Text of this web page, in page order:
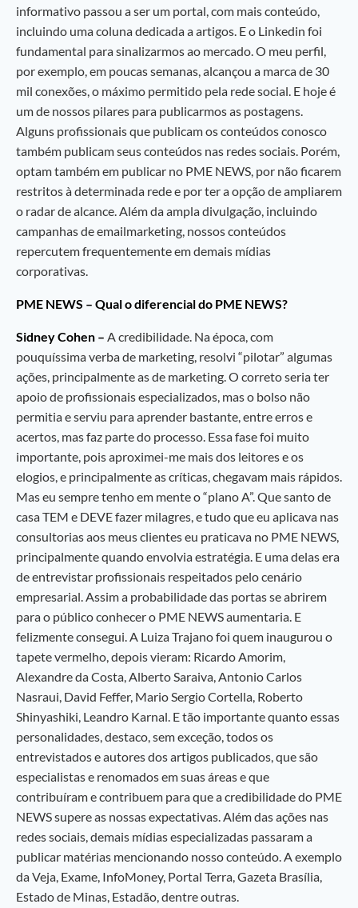
informativo passou a ser um portal, com mais conteúdo,
incluindo uma coluna dedicada a artigos. E o Linkedin foi
fundamental para sinalizarmos ao mercado. O meu perfil,
por exemplo, em poucas semanas, alcançou a marca de 30
mil conexões, o máximo permitido pela rede social. E hoje é
um de nossos pilares para publicarmos as postagens.
Alguns profissionais que publicam os conteúdos conosco
também publicam seus conteúdos nas redes sociais. Porém,
optam também em publicar no PME NEWS, por não ficarem
restritos à determinada rede e por ter a opção de ampliarem
o radar de alcance. Além da ampla divulgação, incluindo
campanhas de emailmarketing, nossos conteúdos
repercutem frequentemente em demais mídias
corporativas.
PME NEWS – Qual o diferencial do PME NEWS?
Sidney Cohen – A credibilidade. Na época, com
pouquíssima verba de marketing, resolvi “pilotar” algumas
ações, principalmente as de marketing. O correto seria ter
apoio de profissionais especializados, mas o bolso não
permitia e serviu para aprender bastante, entre erros e
acertos, mas faz parte do processo. Essa fase foi muito
importante, pois aproximei-me mais dos leitores e os
elogios, e principalmente as críticas, chegavam mais rápidos.
Mas eu sempre tenho em mente o “plano A”. Que santo de
casa TEM e DEVE fazer milagres, e tudo que eu aplicava nas
consultorias aos meus clientes eu praticava no PME NEWS,
principalmente quando envolvia estratégia. E uma delas era
de entrevistar profissionais respeitados pelo cenário
empresarial. Assim a probabilidade das portas se abrirem
para o público conhecer o PME NEWS aumentaria. E
felizmente consegui. A Luiza Trajano foi quem inaugurou o
tapete vermelho, depois vieram: Ricardo Amorim,
Alexandre da Costa, Alberto Saraiva, Antonio Carlos
Nasraui, David Feffer, Mario Sergio Cortella, Roberto
Shinyashiki, Leandro Karnal. E tão importante quanto essas
personalidades, destaco, sem exceção, todos os
entrevistados e autores dos artigos publicados, que são
especialistas e renomados em suas áreas e que
contribuíram e contribuem para que a credibilidade do PME
NEWS supere as nossas expectativas. Além das ações nas
redes sociais, demais mídias especializadas passaram a
publicar matérias mencionando nosso conteúdo. A exemplo
da Veja, Exame, InfoMoney, Portal Terra, Gazeta Brasília,
Estado de Minas, Estadão, dentre outras.